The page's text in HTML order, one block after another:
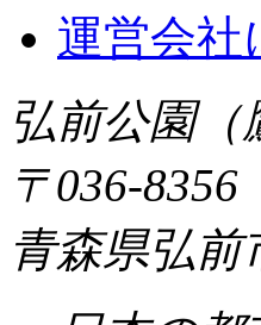
運営会社
弘前公園（
〒036-8356
青森県弘前